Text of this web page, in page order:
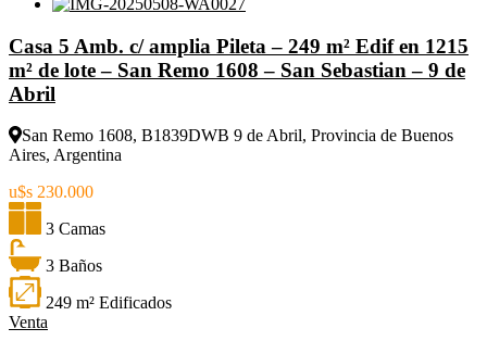
Casa 5 Amb. c/ amplia Pileta – 249 m² Edif en 1215
m² de lote – San Remo 1608 – San Sebastian – 9 de
Abril
San Remo 1608, B1839DWB 9 de Abril, Provincia de Buenos
Aires, Argentina
u$s 230.000
3 Camas
3 Baños
249 m² Edificados
Venta